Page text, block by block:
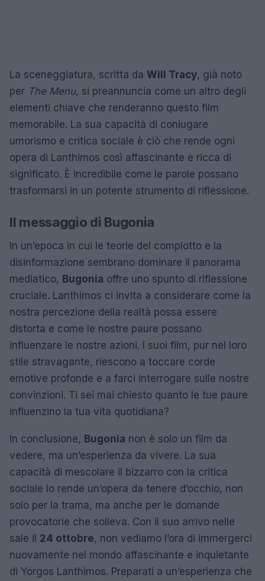
La sceneggiatura, scritta da Will Tracy, già noto
per The Menu, si preannuncia come un altro degli
elementi chiave che renderanno questo film
memorabile. La sua capacità di coniugare
umorismo e critica sociale è ciò che rende ogni
opera di Lanthimos così affascinante e ricca di
significato. È incredibile come le parole possano
trasformarsi in un potente strumento di riflessione.
Il messaggio di Bugonia
In un’epoca in cui le teorie del complotto e la
disinformazione sembrano dominare il panorama
mediatico, Bugonia offre uno spunto di riflessione
cruciale. Lanthimos ci invita a considerare come la
nostra percezione della realtà possa essere
distorta e come le nostre paure possano
influenzare le nostre azioni. I suoi film, pur nel loro
stile stravagante, riescono a toccare corde
emotive profonde e a farci interrogare sulle nostre
convinzioni. Ti sei mai chiesto quanto le tue paure
influenzino la tua vita quotidiana?
In conclusione, Bugonia non è solo un film da
vedere, ma un’esperienza da vivere. La sua
capacità di mescolare il bizzarro con la critica
sociale lo rende un’opera da tenere d’occhio, non
solo per la trama, ma anche per le domande
provocatorie che solleva. Con il suo arrivo nelle
sale il 24 ottobre, non vediamo l’ora di immergerci
nuovamente nel mondo affascinante e inquietante
di Yorgos Lanthimos. Preparati a un’esperienza che